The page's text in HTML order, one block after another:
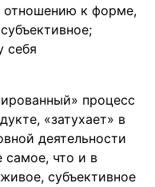
отношению к форме,
себя
процесс
«затухает» в
деятельности
самое, что и в
субъективное